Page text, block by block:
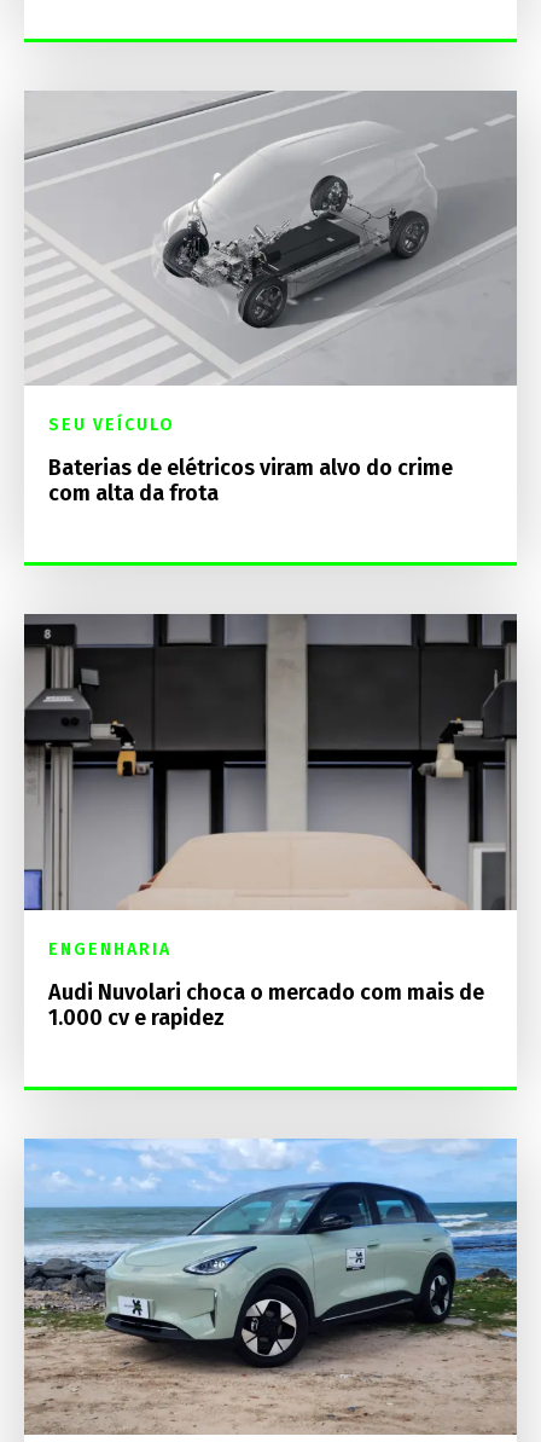
SEU VEÍCULO
Baterias de elétricos viram alvo do crime
com alta da frota
ENGENHARIA
Audi Nuvolari choca o mercado com mais de
1.000 cv e rapidez